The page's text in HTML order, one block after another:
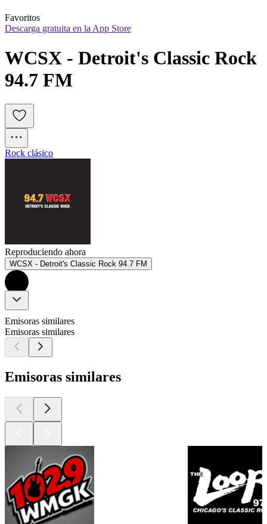
Favoritos
Descarga gratuita en la App Store
WCSX - Detroit's Classic Rock
94.7 FM
Rock clásico
Reproduciendo ahora
WCSX - Detroit's Classic Rock 94.7 FM
Emisoras similares
Emisoras similares
Emisoras similares